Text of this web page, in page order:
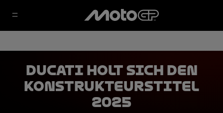
Ducati holt sich den
Konstrukteurstitel
2025